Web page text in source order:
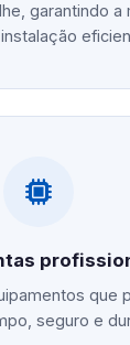
garantindo a
que
seguro e